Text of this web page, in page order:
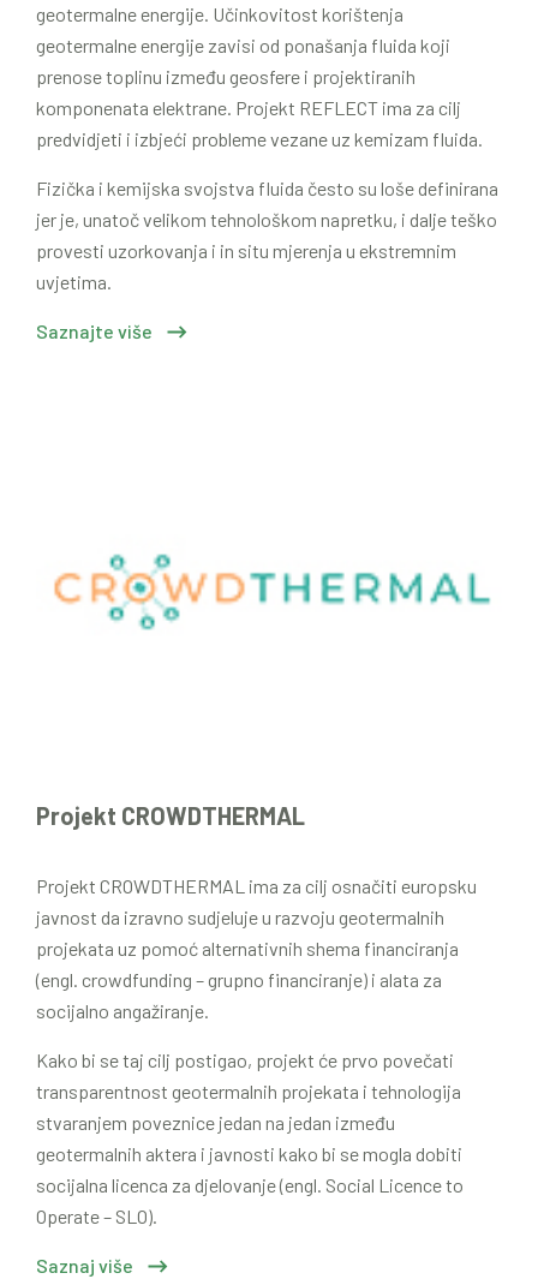
geotermalne energije. Učinkovitost korištenja
geotermalne energije zavisi od ponašanja fluida koji
prenose toplinu između geosfere i projektiranih
komponenata elektrane. Projekt REFLECT ima za cilj
predvidjeti i izbjeći probleme vezane uz kemizam fluida.
Fizička i kemijska svojstva fluida često su loše definirana
jer je, unatoč velikom tehnološkom napretku, i dalje teško
provesti uzorkovanja i in situ mjerenja u ekstremnim
uvjetima.
Saznajte više
Projekt CROWDTHERMAL
Projekt CROWDTHERMAL ima za cilj osnačiti europsku
javnost da izravno sudjeluje u razvoju geotermalnih
projekata uz pomoć alternativnih shema financiranja
(engl. crowdfunding – grupno financiranje) i alata za
socijalno angažiranje.
Kako bi se taj cilj postigao, projekt će prvo povečati
transparentnost geotermalnih projekata i tehnologija
stvaranjem poveznice jedan na jedan između
geotermalnih aktera i javnosti kako bi se mogla dobiti
socijalna licenca za djelovanje (engl. Social Licence to
Operate – SLO).
Saznaj više